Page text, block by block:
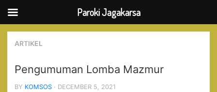
Skip
ARTIKEL
Pengumuman Lomba Mazmur
BY KOMSOS · DECEMBER 5, 2021
Paroki Jagakarsa